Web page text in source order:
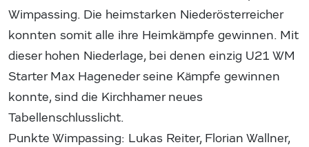
Wimpassing. Die heimstarken Niederösterreicher
konnten somit alle ihre Heimkämpfe gewinnen. Mit
dieser hohen Niederlage, bei denen einzig U21 WM
Starter Max Hageneder seine Kämpfe gewinnen
konnte, sind die Kirchhamer neues
Tabellenschlusslicht.
Punkte Wimpassing: Lukas Reiter, Florian Wallner,